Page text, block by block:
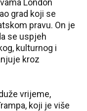
London
grad koji se
pravu. On je
se uspjeh
kulturnog i
kroz
vrijeme,
koji je više